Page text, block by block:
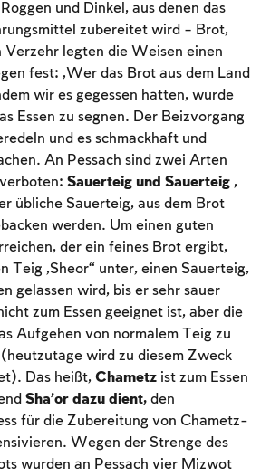
und Dinkel, aus denen das
zubereitet wird – Brot,
Verzehr legten die Weisen einen
fest: „Wer das Brot aus dem Land
wir es gegessen hatten, wurde
Essen zu segnen. Der Beizvorgang
und es schmackhaft und
An Pessach sind zwei Arten
Sauerteig und Sauerteig ,
übliche Sauerteig, aus dem Brot
werden. Um einen guten
der ein feines Brot ergibt,
Teig „Sheor“ unter, einen Sauerteig,
gelassen wird, bis er sehr sauer
zum Essen geeignet ist, aber die
Aufgehen von normalem Teig zu
wird zu diesem Zweck
Das heißt, Chametz ist zum Essen
Sha’or dazu dient, den
für die Zubereitung von Chametz-
Wegen der Strenge des
wurden an Pessach vier Mizwot
required
as learned, you'll need
account or log in.